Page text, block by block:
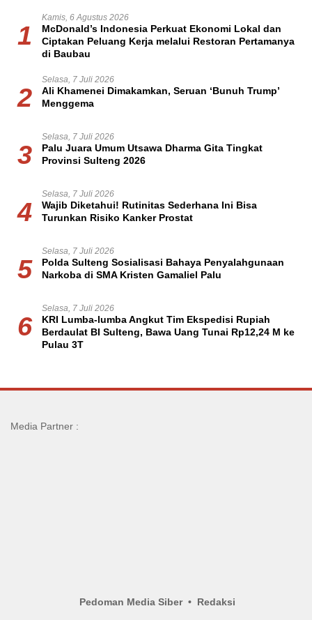
1
Kamis, 6 Agustus 2026
McDonald’s Indonesia Perkuat Ekonomi Lokal dan
Ciptakan Peluang Kerja melalui Restoran Pertamanya
di Baubau
2
Selasa, 7 Juli 2026
Ali Khamenei Dimakamkan, Seruan ‘Bunuh Trump’
Menggema
3
Selasa, 7 Juli 2026
Palu Juara Umum Utsawa Dharma Gita Tingkat
Provinsi Sulteng 2026
4
Selasa, 7 Juli 2026
Wajib Diketahui! Rutinitas Sederhana Ini Bisa
Turunkan Risiko Kanker Prostat
5
Selasa, 7 Juli 2026
Polda Sulteng Sosialisasi Bahaya Penyalahgunaan
Narkoba di SMA Kristen Gamaliel Palu
6
Selasa, 7 Juli 2026
KRI Lumba-lumba Angkut Tim Ekspedisi Rupiah
Berdaulat BI Sulteng, Bawa Uang Tunai Rp12,24 M ke
Pulau 3T
Media Partner :
Pedoman Media Siber Redaksi